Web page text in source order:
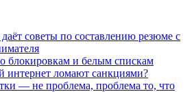
даёт советы по составлению резюме с
блокировкам и белым спискам
интернет ломают санкциями?
— не проблема, проблема то, что